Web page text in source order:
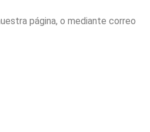
página, o mediante correo